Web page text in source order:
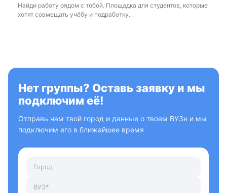
Найди работу рядом с тобой. Площадка для студентов, которые
хотят совмещать учёбу и подработку.
Нет группы? Оставь заявку и мы
подключим её!
Отправь нам твой город и данные о твоем ВУЗе и мы
подключим его в ближайшее время